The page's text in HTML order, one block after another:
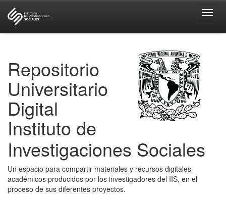
Repositorio
Universitario
Digital
Instituto de
Investigaciones Sociales
Un espacio para compartir materiales y recursos digitales
académicos producidos por los investigadores del IIS, en el
proceso de sus diferentes proyectos.